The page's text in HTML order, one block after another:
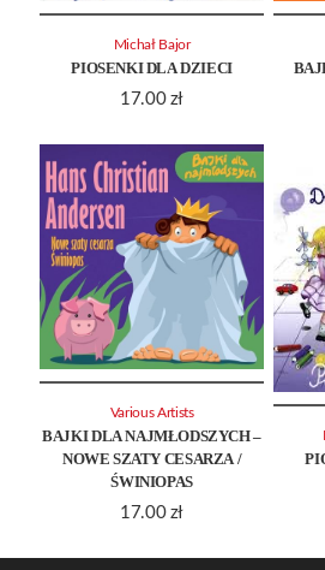
PIOSENKI DLA DZIECI
17.00 zł
Michał Bajor
BAJKI DLA NAJMŁODSZYCH –
NOWE SZATY CESARZA /
ŚWINIOPAS
17.00 zł
Various Artists